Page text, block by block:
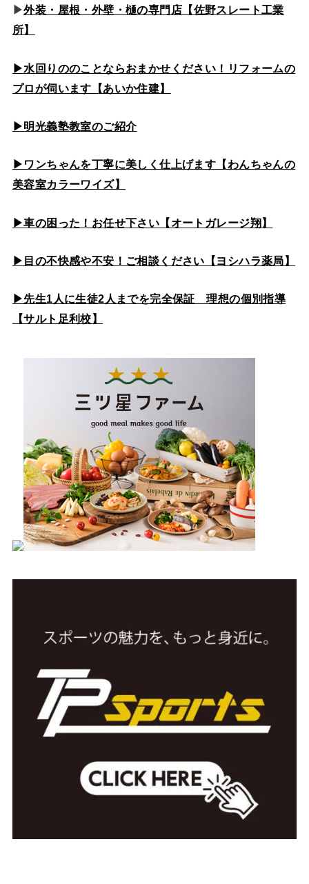
▶外装・屋根・外壁・樋の専門店【佐野スレート工業
所】
▶水回りののことならおまかせください！リフォームの
プロが伺います【あいか住建】
▶明光義塾教室のご紹介
▶ワンちゃんを丁寧に美しく仕上げます【わんちゃんの
美容室カラーワイズ】
▶車の困った！お任せ下さい【オートガレージ翔】
▶目の不快感や不安！ご相談ください【ヨシハラ薬局】
▶先生1人に生徒2人までを完全保証 理想の個別指導
【サルト足利校】